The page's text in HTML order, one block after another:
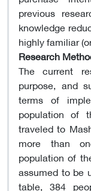
previous
knowledge
highly familiar
Research
The current
purpose, and
terms of
population of
traveled to
more than
population of
assumed to be
table, 384